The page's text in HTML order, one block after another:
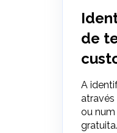
de
A
através
ou num